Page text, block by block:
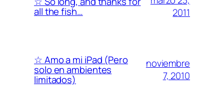
all the fish…
2011
☆ Amo a mi iPad (Pero
solo en ambientes
limitados)
noviembre
7, 2010